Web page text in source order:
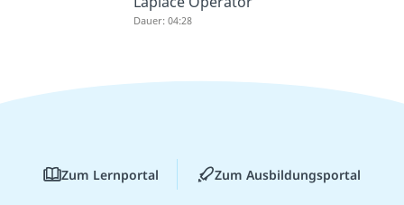
Dauer: 04:28
Zum Lernportal Zum Ausbildungsportal